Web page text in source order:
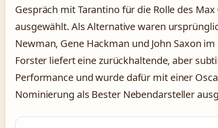
Gespräch mit Tarantino für die Rolle des Max
ausgewählt. Als Alternative waren
Newman, Gene Hackman und John Saxon
Forster liefert eine zurückhaltende, aber
Performance und wurde dafür mit einer
Nominierung als Bester Nebendarsteller